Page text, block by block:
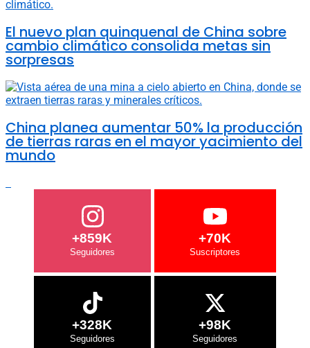
El nuevo plan quinquenal de China sobre
cambio climático consolida metas sin
sorpresas
China planea aumentar 50% la producción
de tierras raras en el mayor yacimiento del
mundo
+859K +70K
+328K +98K